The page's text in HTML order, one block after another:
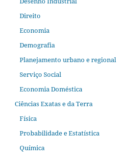
Direito
Economia
Demografia
Planejamento urbano e regional
Serviço Social
Economia Doméstica
Ciências Exatas e da Terra
Física
Probabilidade e Estatística
Química